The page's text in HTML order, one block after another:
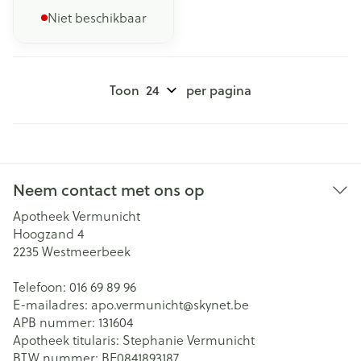
Niet beschikbaar
Toon per pagina
Neem contact met ons op
Apotheek Vermunicht
Hoogzand 4
2235Westmeerbeek
Telefoon: 016 69 89 96
E-mailadres: apo.vermunicht@skynet.be
APB nummer: 131604
Apotheek titularis: Stephanie Vermunicht